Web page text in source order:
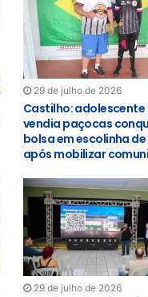
29 de julho de 2026
Castilho: adolescente
vendia paçocas
bolsa em escolinha
após mobilizar
29 de julho de 2026